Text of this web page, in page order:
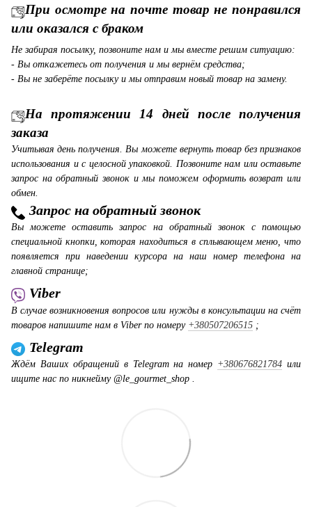
При осмотре на почте товар не понравился
или оказался с браком
Не забирая посылку, позвоните нам и мы вместе решим ситуацию:
- Вы откажетесь от получения и мы вернём средства;
- Вы не заберёте посылку и мы отправим новый товар на замену.
На протяжении 14 дней после получения
заказа
Учитывая день получения. Вы можете вернуть товар без признаков
использования и с целосной упаковкой. Позвоните нам или оставьте
запрос на обратный звонок и мы поможем оформить возврат или
обмен.
Запрос на обратный звонок
Вы можете оставить запрос на обратный звонок с помощью
специальной кнопки, которая находиться в сплывающем меню, что
появляется при наведении курсора на наш номер телефона на
главной странице;
Viber
В случае возникновения вопросов или нужды в консультации на счёт
товаров напишите нам в Viber по номеру +380507206515 ;
Telegram
Ждём Ваших обращений в Telegram на номер +380676821784 или
ищите нас по никнейму @le_gourmet_shop .